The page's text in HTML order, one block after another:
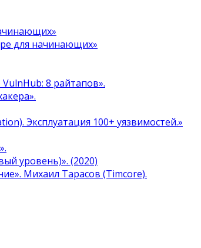
для начинающих»
VulnHub: 8 райтапов».
Эксплуатация 100+ уязвимостей.»
уровень)». (2020)
Михаил Тарасов (Timcore).